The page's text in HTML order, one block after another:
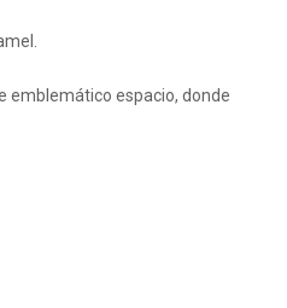
emblemático espacio, donde